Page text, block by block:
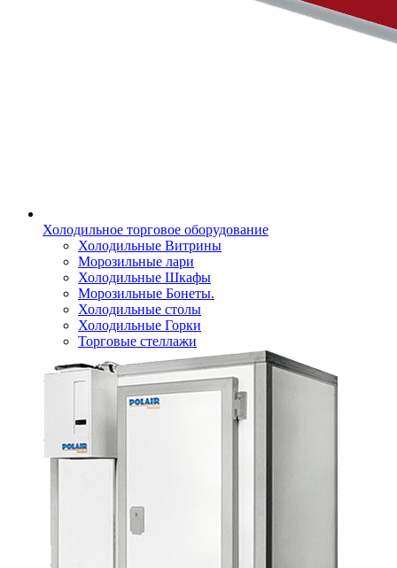
Холодильное торговое оборудование
Холодильные Витрины
Морозильные лари
Холодильные Шкафы
Морозильные Бонеты.
Холодильные столы
Холодильные Горки
Торговые стеллажи